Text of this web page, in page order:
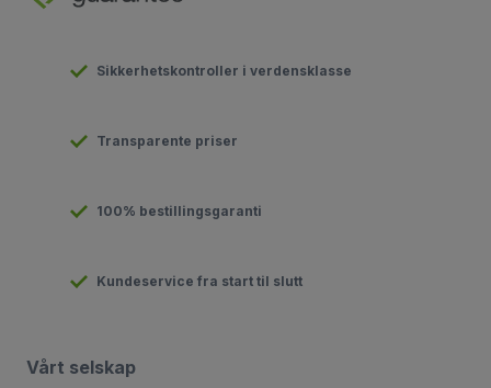
Sikkerhetskontroller i verdensklasse
Transparente priser
100% bestillingsgaranti
Kundeservice fra start til slutt
Vårt selskap